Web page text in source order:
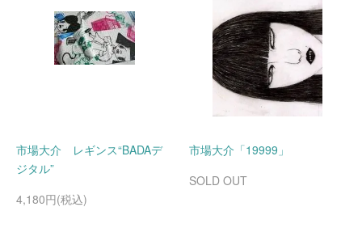
市場大介 レギンス“BADAデ
ジタル”
4,180円(税込)
市場大介「19999」
SOLD OUT